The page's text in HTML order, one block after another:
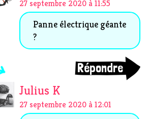
27 septembre 2020 à 11:55
Panne électrique géante
?
Répondre
Julius K
27 septembre 2020 à 12:01